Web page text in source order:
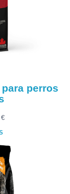
perros
€Rango
desde
86,90 €
hasta
126,10 €